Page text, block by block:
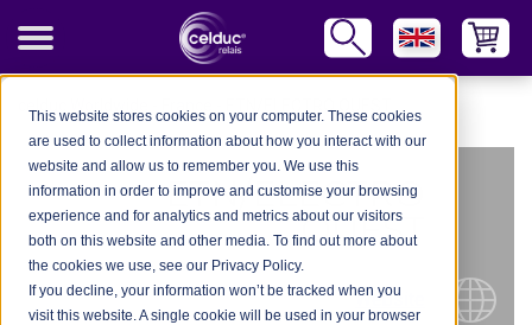
This website stores cookies on your computer. These cookies
are used to collect information about how you interact with our
website and allow us to remember you. We use this
information in order to improve and customise your browsing
experience and for analytics and metrics about our visitors
both on this website and other media. To find out more about
the cookies we use, see our Privacy Policy.
If you decline, your information won’t be tracked when you
visit this website. A single cookie will be used in your browser
ETN/ELECTRO
OUEST
Website